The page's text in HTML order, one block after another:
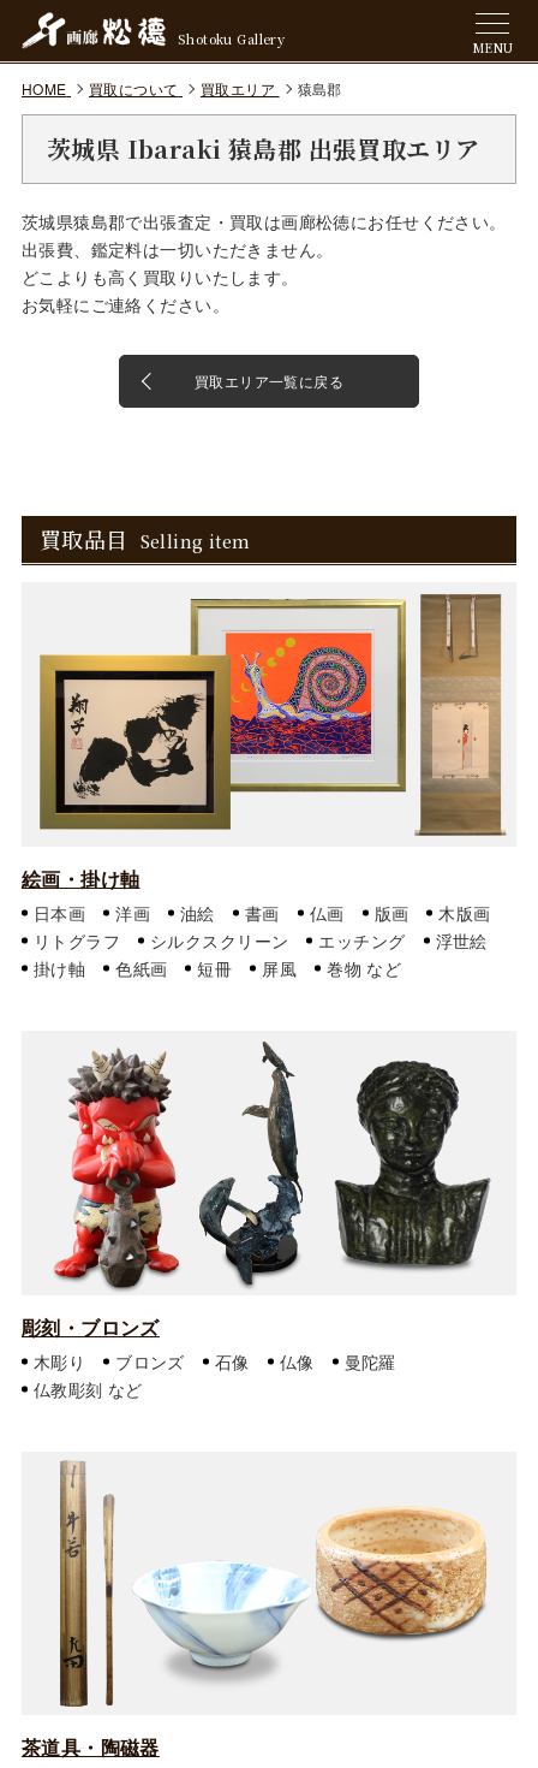
Shotoku Gallery MENU
HOME 買取について 買取エリア 猿島郡
茨城県 Ibaraki 猿島郡 出張買取エリア
茨城県猿島郡で出張査定・買取は画廊松徳にお任せください。
出張費、鑑定料は一切いただきません。
どこよりも高く買取りいたします。
お気軽にご連絡ください。
買取エリア一覧に戻る
買取品目 Selling item
絵画・掛け軸
日本画 洋画 油絵 書画 仏画 版画
木版画
リトグラフ
シルクスクリーン エッチング
浮世絵
掛け軸
色紙画 短冊 屏風 巻物
彫刻・ブロンズ
木彫り ブロンズ 石像 仏像
曼陀羅
仏教彫刻
茶道具・陶磁器